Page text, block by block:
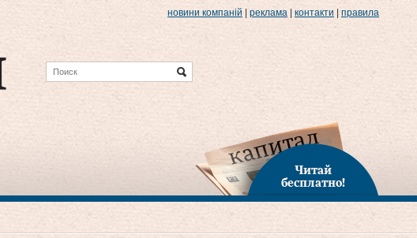
новини компаній реклама контакти правила
Читай
бесплатно!